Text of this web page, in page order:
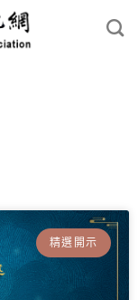
精選開示